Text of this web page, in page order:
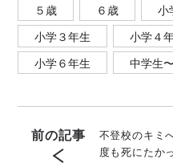
５歳 ６歳 小
小学３年生
小学４
小学６年生
中学生〜
前の記事
不登校のキ
度も死にたか